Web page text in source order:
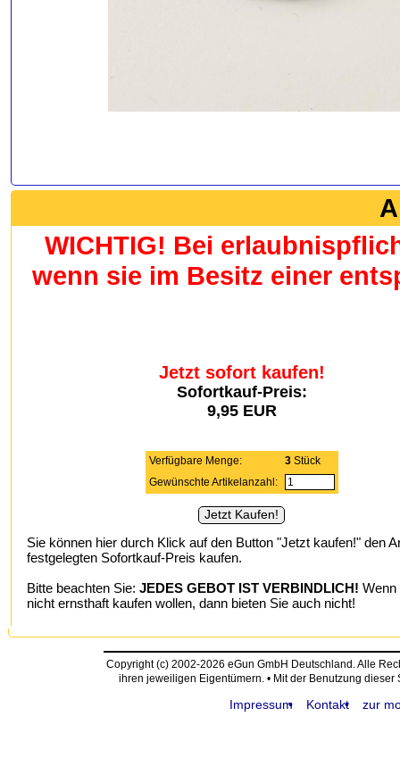
WICHTIG! Bei
wenn sie im Besitz einer
Jetzt sofort kaufen!
Sofortkauf-Preis:
9,95 EUR
Verfügbare Menge: 3Stück
Gewünschte Artikelanzahl:
Sie können hier durch Klick auf den Button "Jetzt kaufen!" den
festgelegten Sofortkauf-Preis kaufen.
Bitte beachten Sie: JEDES GEBOT IST VERBINDLICH! Wenn
nicht ernsthaft kaufen wollen, dann bieten Sie auch nicht!
Copyright (c) 2002-2026 eGun GmbH Deutschland. Alle
ihren jeweiligen Eigentümern. • Mit der Benutzung
Impressum Kontakt zur